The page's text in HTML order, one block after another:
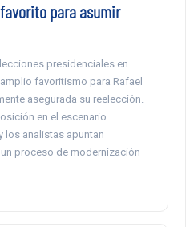
para asumir
presidenciales en
favoritismo para Rafael
asegurada su reelección.
en el escenario
los analistas apuntan
proceso de modernización